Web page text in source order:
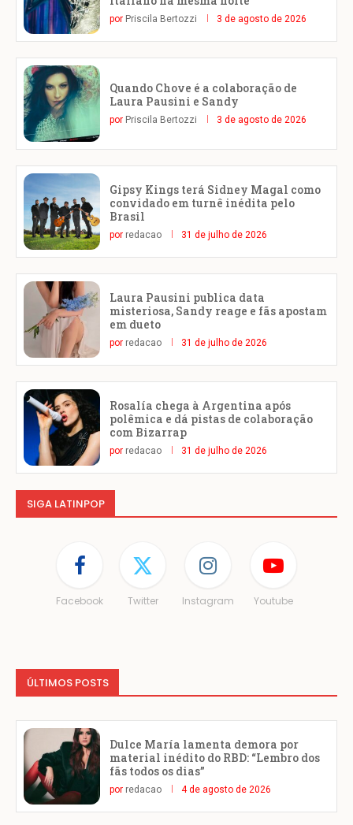
por Priscila Bertozzi 3 de agosto de 2026
Quando Chove é a colaboração de
Laura Pausini e Sandy
por Priscila Bertozzi 3 de agosto de 2026
Gipsy Kings terá Sidney Magal como
convidado em turnê inédita pelo
Brasil
por redacao 31 de julho de 2026
Laura Pausini publica data
misteriosa, Sandy reage e fãs apostam
em dueto
por redacao 31 de julho de 2026
Rosalía chega à Argentina após
polêmica e dá pistas de colaboração
com Bizarrap
por redacao 31 de julho de 2026
SIGA LATINPOP
Facebook Twitter Instagram Youtube
ÚLTIMOS POSTS
Dulce María lamenta demora por
material inédito do RBD: “Lembro dos
fãs todos os dias”
por redacao 4 de agosto de 2026